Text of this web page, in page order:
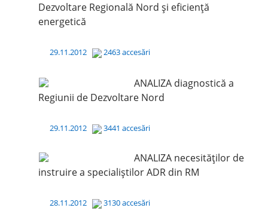
Dezvoltare Regională Nord și eficiență
energetică
29.11.2012 2463 accesări
ANALIZA diagnostică a
Regiunii de Dezvoltare Nord
29.11.2012 3441 accesări
ANALIZA necesităților de
instruire a specialiștilor ADR din RM
28.11.2012 3130 accesări